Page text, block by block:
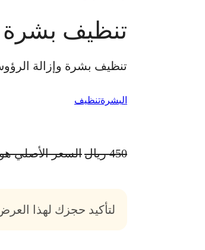
تنظيف بشرة
تنظيف بشرة وإزالة
البشرةتنظيف
450 ريالالسعر الأصلي هو: 450
لتأكيد حجزك لهذا